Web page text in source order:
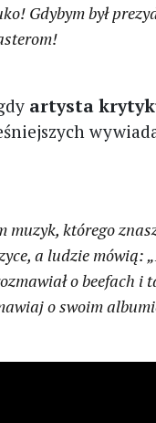
Gdybym był
artysta
muzyk, którego
a ludzie
o beefach
o swoim